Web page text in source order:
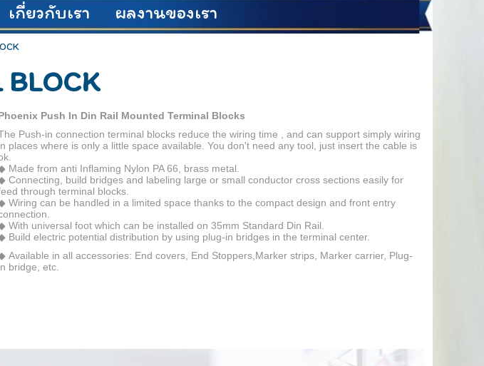
เกี่ยวกับเรา ผลงานของเรา
BLOCK
Push In Din Rail Mounted Terminal Blocks
Push-in connection terminal blocks reduce the wiring time , and can support simply wiring
places where is only a little space available. You don't need any tool, just insert the cable is
Made from anti Inflaming Nylon PA 66, brass metal.
Connecting, build bridges and labeling large or small conductor cross sections easily for
through terminal blocks.
Wiring can be handled in a limited space thanks to the compact design and front entry
With universal foot which can be installed on 35mm Standard Din Rail.
Build electric potential distribution by using plug-in bridges in the terminal center.
Available in all accessories: End covers, End Stoppers,Marker strips, Marker carrier, Plug-
bridge, etc.